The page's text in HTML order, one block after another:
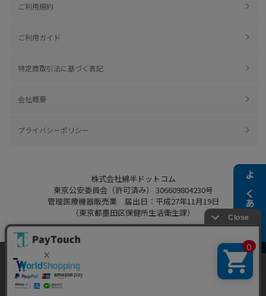
よくある質問
ご利用規約
ご利用ガイド
特定商取引法に基づく表記
会社概要
プライバシーポリシー
株式会社綿半ドットコム
東京公安委員会（許可済み） 306609804230号
管理医療機器販売業 届出日：平成27年11月19日
（東京都墨田区保健所生活衛生課）
Copyright 2022
Powered by Watahan Partners Co., Ltd.
当ウェブサイトでは、お客様により良いサービス
をご提供するため、クッキーを利用しています。
サイト利用を継続することにより、クッキーの使
同意する